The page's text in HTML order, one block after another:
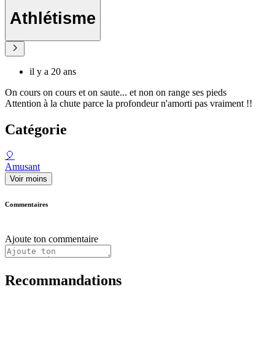
Athlétisme
il y a 20 ans
On cours on cours et on saute... et non on range ses pieds
Attention à la chute parce la profondeur n'amorti pas vraiment !!
Catégorie
🎈
Amusant
Voir moins
Commentaires
Ajoute ton commentaire
Recommandations